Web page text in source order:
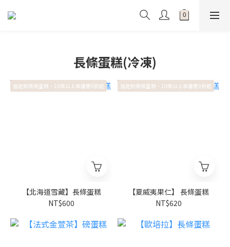
長條蛋糕(冷凍)
指定款長條蛋糕，10條以上享優惠9折起
【北海道雪藏】長條蛋糕
NT$600
指定款長條蛋糕，10條以上享優惠9折起
【夏威夷果仁】 長條蛋糕
NT$620